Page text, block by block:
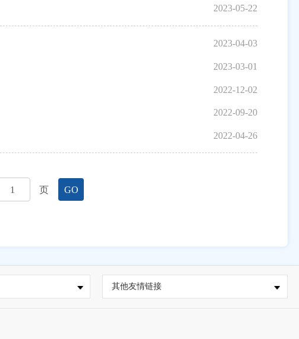
2023-05-22
2023-04-03
2023-03-01
2022-12-02
2022-09-20
2022-04-26
页 GO
其他友情链接